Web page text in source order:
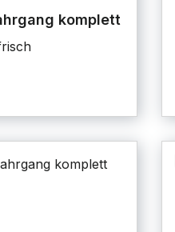
komplett